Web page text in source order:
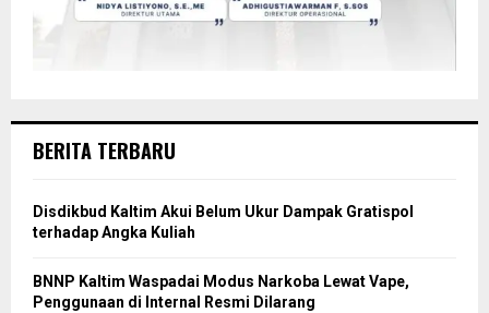
BERITA TERBARU
Disdikbud Kaltim Akui Belum Ukur Dampak Gratispol
terhadap Angka Kuliah
BNNP Kaltim Waspadai Modus Narkoba Lewat Vape,
Penggunaan di Internal Resmi Dilarang